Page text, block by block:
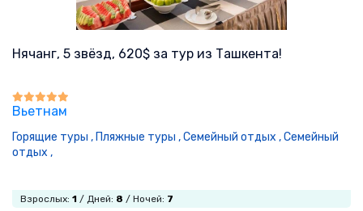
Нячанг, 5 звёзд, 620$ за тур из Ташкента!
Вьетнам
Горящие туры , Пляжные туры ,Семейный отдых ,Семейный
отдых ,
Взрослых: 1 / Дней: 8 / Ночей: 7